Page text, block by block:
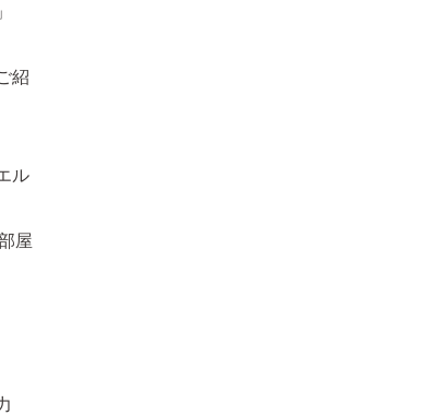
紹
ル
屋